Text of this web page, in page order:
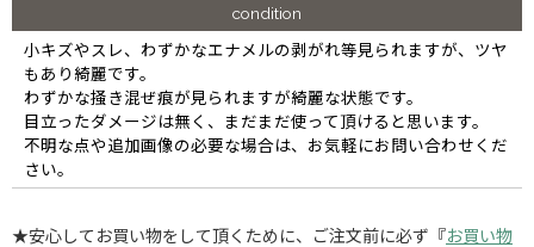
condition
小キズやスレ、わずかなエナメルの剥がれ等見られますが、ツヤ
もあり綺麗です。
わずかな掻き混ぜ痕が見られますが綺麗な状態です。
目立ったダメージは無く、まだまだ使って頂けると思います。
不明な点や追加画像の必要な場合は、お気軽にお問い合わせくだ
さい。
★安心してお買い物をして頂くために、ご注文前に必ず『お買い物